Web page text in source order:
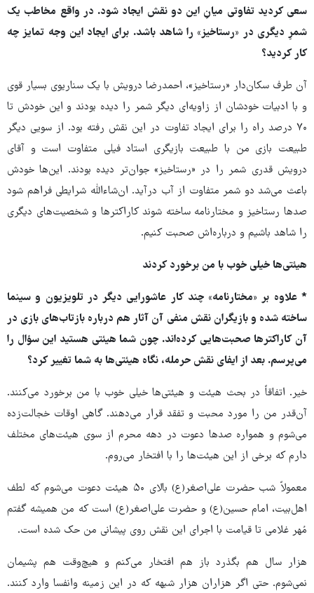
سعی کردید تفاوتی میانِ این دو نقش ایجاد شود. در واقع مخاطب یک
شمرِ دیگری در «رستاخیز» را شاهد باشد. برای ایجاد این وجه تمایز چه
کار کردید؟
آن طرف سکان‌دار «رستاخیز»، احمدرضا درویش با یک سناریوی بسیار قوی
و با ادبیات خودشان از زاویه‌ای دیگر شمر را دیده بودند و این خودش تا
۷۰ درصد راه را برای ایجاد تفاوت در این نقش رفته بود. از سویی دیگر
طبیعت بازی من با طبیعت بازیگری استاد فیلی متفاوت است و آقای
درویش قدری شمر را در «رستاخیز» جوان‌تر دیده بودند. این‌ها خودش
باعث می‌شد دو شمر متفاوت از آب درآید. ان‌شاءالله شرایطی فراهم شود
صدها رستاخیز و مختارنامه ساخته شوند کاراکترها و شخصیت‌های دیگری
را شاهد باشیم و درباره‌اش صحبت کنیم.
هیئتی‌ها خیلی خوب با من برخورد کردند
* علاوه بر «مختارنامه» چند کار عاشورایی دیگر در تلویزیون و سینما
ساخته شده و بازیگران نقش منفی آن آثار هم درباره بازتاب‌های بازی در
آن کاراکترها صحبت‌هایی کرده‌اند. چون شما هیئتی هستید این سؤال را
می‌پرسم. بعد از ایفای نقش حرمله، نگاه هیئتی‌ها به شما تغییر کرد؟
خیر. اتفاقاً در بحث هیئت و هیئتی‌ها خیلی خوب با من برخورد می‌کنند.
آن‌قدر من را مورد محبت و تفقد قرار می‌دهند. گاهی اوقات خجالت‌زده
می‌شوم و همواره صدها دعوت در دهه محرم از سوی هیئت‌های مختلف
دارم که برخی از این هیئت‌ها را با افتخار می‌روم.
معمولاً شب حضرت علی‌اصغر(ع) بالای ۵۰ هیئت دعوت می‌شوم که لطف
اهل‌بیت، امام حسین(ع) و حضرت علی‌اصغر(ع) است که من همیشه گفتم
مُهر غلامی تا قیامت با اجرای این نقش روی پیشانی من حک شده است.
هزار سال هم بگذرد باز هم افتخار می‌کنم و هیچ‌وقت هم پشیمان
نمی‌شوم. حتی اگر هزاران هزار شبهه که در این زمینه وانفسا وارد کنند.